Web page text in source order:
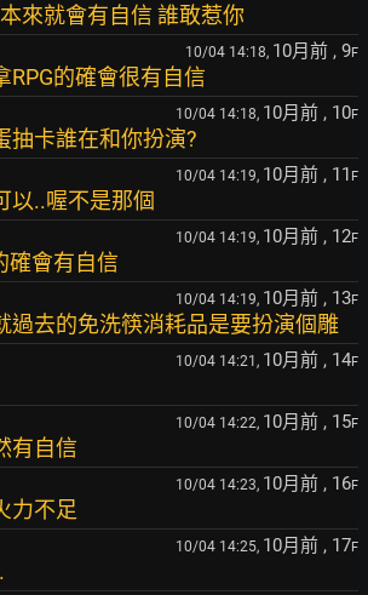
來就會有自信 誰敢惹你
10/04 14:18, 10月前 , 9F
RPG的確會很有自信
10/04 14:18, 10月前 , 10F
抽卡誰在和你扮演?
10/04 14:19, 10月前 , 11 F
以..喔不是那個
10/04 14:19, 10月前 , 12F
確會有自信
10/04 14:19, 10月前 , 13F
過去的免洗筷消耗品是要扮演個雕
10/04 14:21, 10月前 , 14F
10/04 14:22, 10月前 , 15F
有自信
10/04 14:23, 10月前 , 16F
力不足
10/04 14:25, 10月前 , 17F